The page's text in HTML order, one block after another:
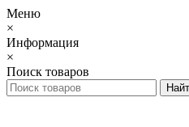
Меню
×
Информация
×
Поиск товаров